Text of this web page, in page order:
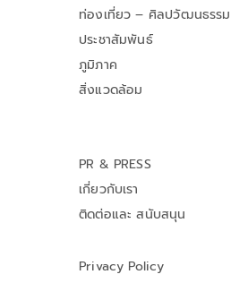
ท่องเที่ยว – ศิลปวัฒนธรรม
ประชาสัมพันธ์
ภูมิภาค
สิ่งแวดล้อม
PR & PRESS
เกี่ยวกับเรา
ติดต่อและ สนับสนุน
Privacy Policy